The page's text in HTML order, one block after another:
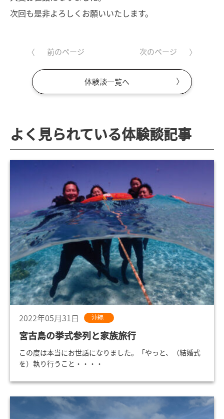
次回も是非よろしくお願いいたします。
前のページ
体験談一覧へ
次のページ
よく見られている体験談記事
2022年05月31日 沖縄
宮古島の挙式参列と家族旅行
この度は本当にお世話になりました。「やっと、（結婚式
を）執り行うこと・・・・